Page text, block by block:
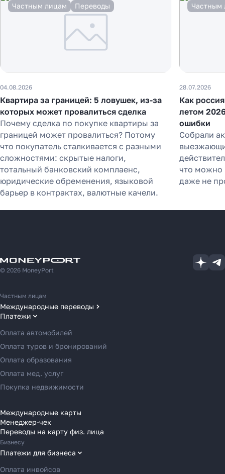
Частным лицам Переводы
04.08.2026
Квартира за границей: 5 ловушек, из-за
которых может провалиться сделка
Почему сделка по покупке квартиры за
границей может провалиться? Потому
что покупатель сталкивается с разными
сложностями: скрытые налоги,
тотальный банковский комплаенс,
юридические обременения, языковой
барьер в контрактах, валютные качели.
Частным
28.07.2026
Как
летом
ошибки
Собрали
что можно
даже не
© 2026 MoneyPort
Частным лицам
Международные переводы
Переводы в США
Переводы в ОАЭ
Переводы в Европу
Переводы в Азию
Переводы в Россию
Переводы в Австрию
Переводы в Болгарию
Переводы в Венгрию
Переводы в Великобританию
Переводы в Грецию
Переводы в Германию
Платежи
Оплата автомобилей
Оплата туров и бронирований
Оплата образования
Оплата мед. услуг
Покупка недвижимости
Международные карты
Менеджер-чек
Переводы на карту физ. лица
Бизнесу
Платежи для бизнеса
Оплата инвойсов